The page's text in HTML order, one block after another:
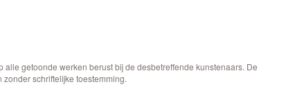
alle getoonde werken berust bij de desbetreffende kunstenaars. De
schriftelijke toestemming.